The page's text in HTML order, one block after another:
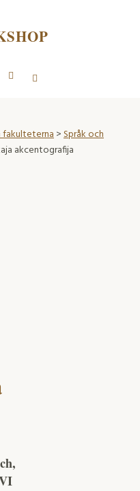
fakulteterna>Språk och
akcentografija